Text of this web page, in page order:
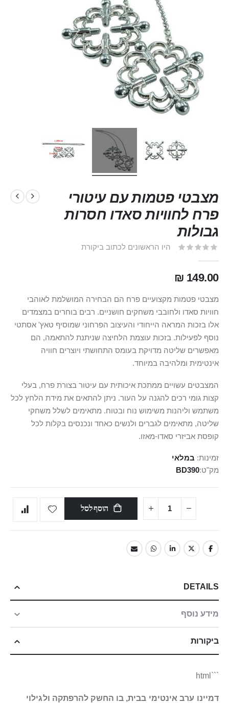
מצבטי פטמות עם עיטורי
פרח לחוויות סאדו חסרות
גבולות
היו הראשונים לכתוב ביקורת
149.00 ₪
מצבטי פטמות מקצועיים פרח הם הבחירה המושלמת לאוהבי
חוויות סאדו ולחובבי משחקים חושניים. רבים בוחרים במצמדים
אלו בזכות המראה הייחודי והעיצוב הפרחוני שמוסיף טאץ' אסתטי
נוסף לפעילות. בזכות עוצמת הלחיצה שניתנת להתאמה, הם
מאפשרים שליטה מדויקת בעומס התחושתי ויוצרים חוויה
אינטימית ומלהיבה במיוחד.
המצבטים עשויים ממתכת איכותית עם עיטור בצורת פרח, בעלי
קצות גומי רכים להגנה על העור. ניתן להתאים את מידת הלחץ לכל
משתמש וליהנות משימוש נוח ובטוח. מתאימים לשלל משחקי
שליטה, מתאימים לגברים ולנשים כאחד ונכנסים בקלות לכל
קופסת אביזרי סאדו-מאזו.
זמינות: במלאי
מק"ט BD390
הוסף לסל
DETAILS
מידע נוסף
ביקורות
```html
דמיינו ערב אינטימי בבית, בו החשק להרפתקה ולגילוי